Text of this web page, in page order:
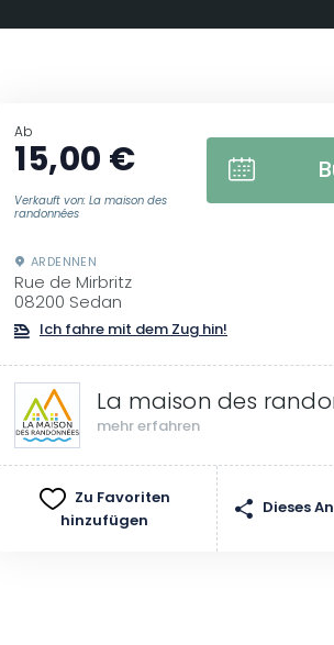
Ab
15,00 €
Verkauft von: La maison des
randonnées
ARDENNEN
Rue de Mirbritz
08200 Sedan
Ich fahre mit dem Zug hin!
La maison des
mehr erfahren
Zu Favoriten
hinzufügen
Dieses